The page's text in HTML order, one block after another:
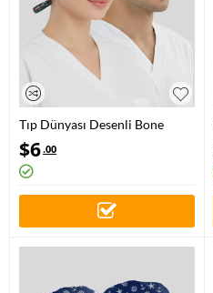
Tıp Dünyası Desenli Bone
(Cotton Likra Kumaş)
$6.00